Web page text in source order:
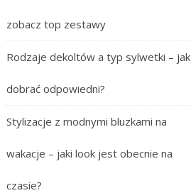
zobacz top zestawy
Rodzaje dekoltów a typ sylwetki – jak
dobrać odpowiedni?
Stylizacje z modnymi bluzkami na
wakacje – jaki look jest obecnie na
czasie?